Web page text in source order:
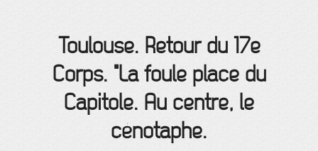
Toulouse. Retour du 17e
Corps. "La foule place du
Capitole. Au centre, le
cénotaphe.